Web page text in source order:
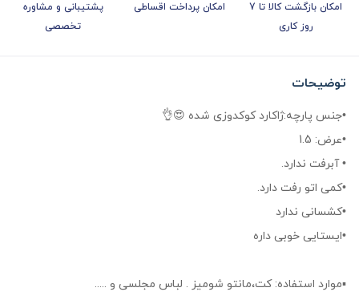
امکان بازگشت کالا تا 7
روز کاری
امکان پرداخت اقساطی
پشتیبانی و مشاوره
تخصصی
توضیحات
•جنس پارچه:ژاکارد کوکدوزی شده 😍👌
•عرض: 1.5
• آبرفت ندارد.
•کمی اتو رفت دارد.
•کشسانی ندارد
•ایستایی خوبی داره
▪︎موارد استفاده: کت،مانتو شومیز . لباس مجلسی و .....